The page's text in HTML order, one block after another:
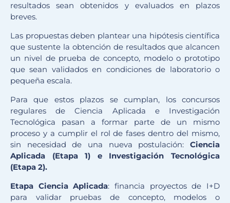
resultados sean obtenidos y evaluados en plazos
breves.
Las propuestas deben plantear una hipótesis científica
que sustente la obtención de resultados que alcancen
un nivel de prueba de concepto, modelo o prototipo
que sean validados en condiciones de laboratorio o
pequeña escala.
Para que estos plazos se cumplan, los concursos
regulares de Ciencia Aplicada e Investigación
Tecnológica pasan a formar parte de un mismo
proceso y a cumplir el rol de fases dentro del mismo,
sin necesidad de una nueva postulación: Ciencia
Aplicada (Etapa 1) e Investigación Tecnológica
(Etapa 2).
Etapa Ciencia Aplicada: financia proyectos de I+D
para validar pruebas de concepto, modelos o